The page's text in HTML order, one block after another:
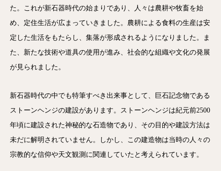
た。これが新石器時代の始まりであり、人々は農耕や牧畜を始
め、定住生活が広まっていきました。農耕による食料の生産は安
定した生活をもたらし、集落が形成されるようになりました。ま
た、新たな技術や道具の使用が進み、社会的な組織や文化の発展
が見られました。
新石器時代の中でも特筆すべき出来事として、巨石記念物である
ストーンヘンジの建設があります。ストーンヘンジは紀元前2500
年頃に建設された神秘的な石造物であり、その目的や建設方法は
未だに解明されていません。しかし、この建造物は当時の人々の
宗教的な信仰や天文観測に関連していたと考えられています。